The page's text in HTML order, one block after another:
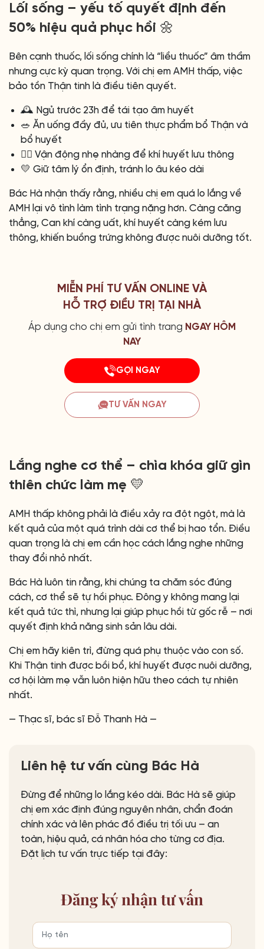
Lối sống – yếu tố quyết định đến
50% hiệu quả phục hồi 🌼
Bên cạnh thuốc, lối sống chính là “liều thuốc” âm thầm
nhưng cực kỳ quan trọng. Với chị em AMH thấp, việc
bảo tồn Thận tinh là điều tiên quyết.
🕰️ Ngủ trước 23h để tái tạo âm huyết
🥗 Ăn uống đầy đủ, ưu tiên thực phẩm bổ Thận và
bổ huyết
🚶‍♀️ Vận động nhẹ nhàng để khí huyết lưu thông
💛 Giữ tâm lý ổn định, tránh lo âu kéo dài
Bác Hà nhận thấy rằng, nhiều chị em quá lo lắng về
AMH lại vô tình làm tình trạng nặng hơn. Càng căng
thẳng, Can khí càng uất, khí huyết càng kém lưu
thông, khiến buồng trứng không được nuôi dưỡng tốt.
MIỄN PHÍ TƯ VẤN ONLINE VÀ
HỖ TRỢ ĐIỀU TRỊ TẠI NHÀ
Áp dụng cho chị em gửi tình trang NGAY HÔM
NAY
GỌI NGAY
TƯ VẤN NGAY
Lắng nghe cơ thể – chìa khóa giữ gìn
thiên chức làm mẹ 💛
AMH thấp không phải là điều xảy ra đột ngột, mà là
kết quả của một quá trình dài cơ thể bị hao tổn. Điều
quan trọng là chị em cần học cách lắng nghe những
thay đổi nhỏ nhất.
Bác Hà luôn tin rằng, khi chúng ta chăm sóc đúng
cách, cơ thể sẽ tự hồi phục. Đông y không mang lại
kết quả tức thì, nhưng lại giúp phục hồi từ gốc rễ – nơi
quyết định khả năng sinh sản lâu dài.
Chị em hãy kiên trì, đừng quá phụ thuộc vào con số.
Khi Thận tinh được bồi bổ, khí huyết được nuôi dưỡng,
cơ hội làm mẹ vẫn luôn hiện hữu theo cách tự nhiên
nhất.
— Thạc sĩ, bác sĩ Đỗ Thanh Hà —
Liên hệ tư vấn cùng Bác Hà
Đừng để những lo lắng kéo dài. Bác Hà sẽ giúp
chị em xác định đúng nguyên nhân, chẩn đoán
chính xác và lên phác đồ điều trị tối ưu – an
toàn, hiệu quả, cá nhân hóa cho từng cơ địa.
Đặt lịch tư vấn trực tiếp tại đây:
Đăng kýnhận tư vấn